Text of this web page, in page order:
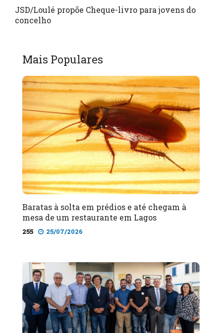
JSD/Loulé propõe Cheque-livro para jovens do
concelho
Mais Populares
Baratas à solta em prédios e até chegam à
mesa de um restaurante em Lagos
255 25/07/2026